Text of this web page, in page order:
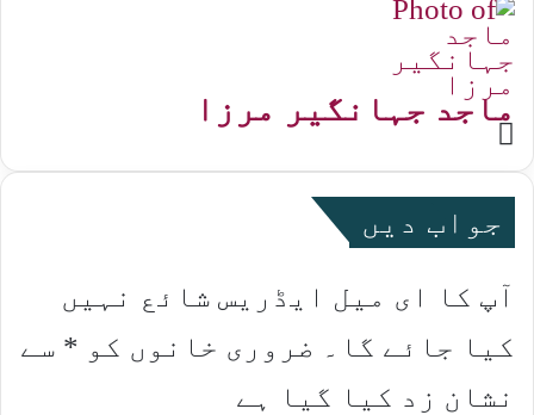
ماجد جہانگیر مرزا
Website
جواب دیں
آپ کا ای میل ایڈریس شائع نہیں
کیا جائے گا۔
ضروری خانوں کو * سے
نشان زد کیا گیا ہے